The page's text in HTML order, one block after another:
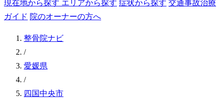
現在地から探す エリアから探す 症状から探す 交通事故治療
ガイド 院のオーナーの方へ
整骨院ナビ
/
愛媛県
/
四国中央市